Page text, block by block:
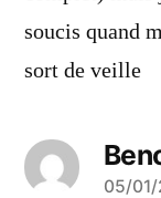
soucis quand
sort de veille
a
05/01/